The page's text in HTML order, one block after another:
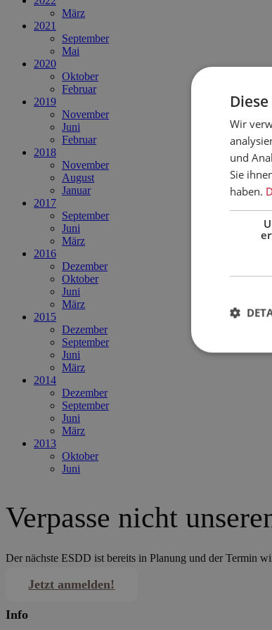
März
2021
September
Mai
2020
Oktober
Februar
2019
November
Juni
Februar
2018
November
August
Januar
2017
September
Juni
März
2016
Dezember
Oktober
Juni
März
2015
Dezember
September
Juni
März
2014
Dezember
September
Juni
März
2013
Oktober
Juni
Verpasse nicht
Der nächste ESDD ist bereits in Planung und der Termin
Jetzt anmelden!
Info
Wir
und
Sie
haben.